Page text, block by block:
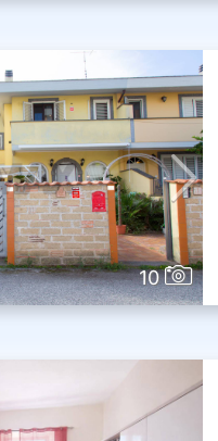
10